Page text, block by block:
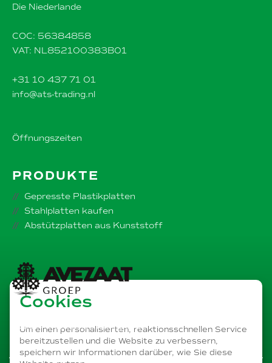
Die Niederlande
COC: 56384858
VAT: NL852100383B01
+31 10 437 71 01
info@ats-trading.nl
Öffnungszeiten
PRODUKTE
Gepresste Plastikplatten
Stahlplatten kaufen
Abstützplatten aus Kunststoff
AVEZAAT Unternehmensgruppe
Cookies
Um einen personalisierten, reaktionsschnellen Service
bereitzustellen und die Website zu verbessern,
speichern wir Informationen darüber, wie Sie diese